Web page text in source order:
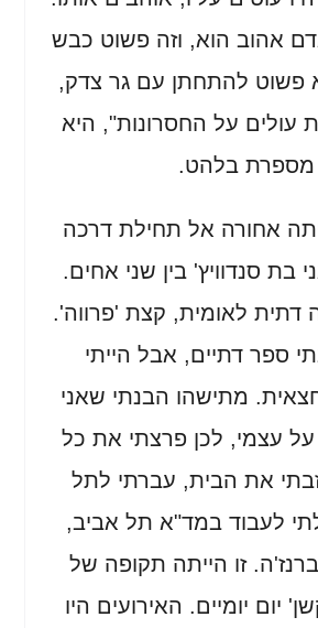
אהוב הוא, וזה פשוט כבש
פשוט להתחתן עם גר צדק,
עולים על החסרונות", היא
מספרת בלהט.
אחורה אל תחילת דרכה
בת סנדוויץ' בין שני אחים.
דתית לאומית, קצת 'פרווה'.
ספר דתיים, אבל הייתי
מתישהו הבנתי שאני
עצמי, לכן פרצתי את כל
את הבית, עברתי לתל
לעבוד במד"א תל אביב,
זו הייתה תקופה של
יום יומיים. האירועים היו